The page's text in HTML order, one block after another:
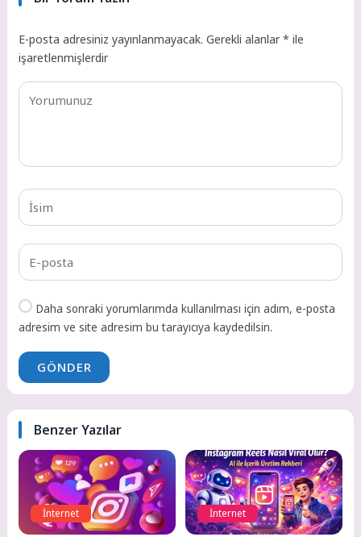
E-posta adresiniz yayınlanmayacak. Gerekli alanlar* ile
işaretlenmişlerdir
Daha sonraki yorumlarımda kullanılması için adım, e-posta
adresim ve site adresim bu tarayıcıya kaydedilsin.
GÖNDER
Benzer Yazılar
İnternet İnternet